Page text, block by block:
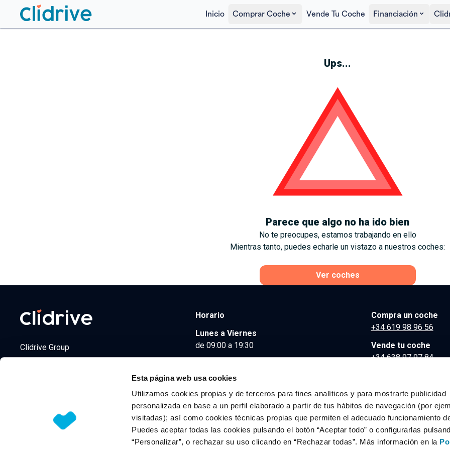
Esta página web usa cookies
Utilizamos cookies propias y de terceros para fines analíticos y para mostrarte publicidad
personalizada en base a un perfil elaborado a partir de tus hábitos de navegación (por
visitadas); así como cookies técnicas propias que permiten el adecuado funcionamiento
Puedes aceptar todas las cookies pulsando el botón “Aceptar todo” o configurarlas
“Personalizar”, o rechazar su uso clicando en “Rechazar todas”. Más información en la
Inicio Comprar Coche Vende Tu Coche Financiación
Ups...
Parece que algo no ha ido bien
No te preocupes, estamos trabajando en ello
Mientras tanto, puedes echarle un vistazo a nuestros coches:
Ver coches
Clidrive Group
Horario
Lunes a Viernes
de 09:00 a 19:30
Compra un coche
+34 619 98 96 56
Vende tu coche
+34 638 97 97 84
© 2026 CLIDRIVE CAPITAL, SOCIEDAD LIMITADA. Todos los derechos reservados.